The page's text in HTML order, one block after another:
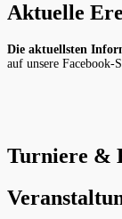
Aktuelle
Die aktuellsten
auf unsere Facebook-
Turniere &